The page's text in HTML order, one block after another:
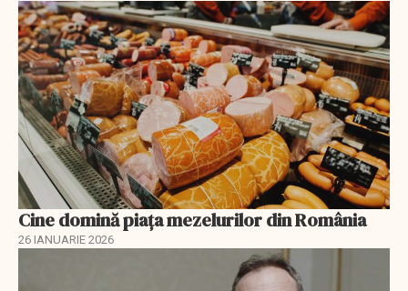
Cine domină piața mezelurilor din România
26 IANUARIE 2026